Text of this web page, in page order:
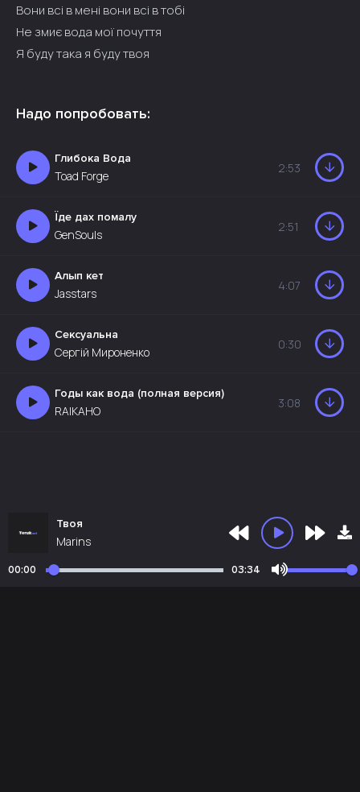
Вони всі в мені вони всі в тобі
Не змиє вода мої почуття
Я буду така я буду твоя
Надо попробовать:
Глибока Вода
Toad Forge
2:53
Їде дах помалу
GenSouls
2:51
Алып кет
Jasstars
4:07
Сексуальна
Сергій Мироненко
0:30
Годы как вода (полная версия)
RAIKAHO
3:08
Твоя
Marins
00:00 03:34